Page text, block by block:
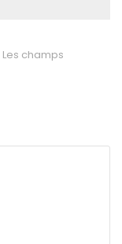
Les champs